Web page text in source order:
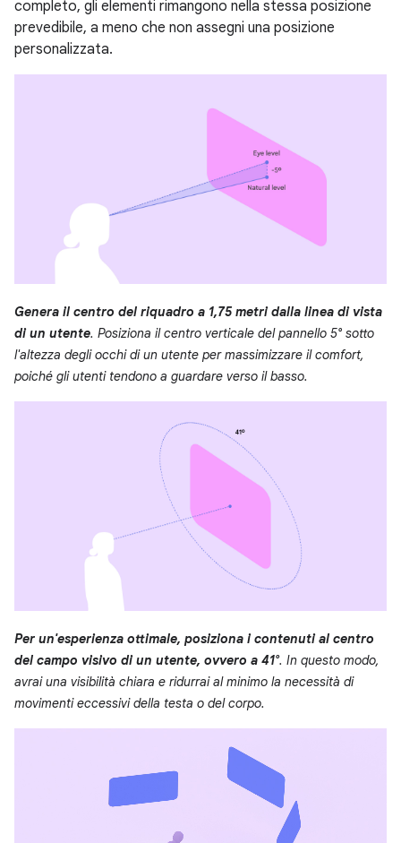
completo, gli elementi rimangono nella stessa posizione
prevedibile, a meno che non assegni una posizione
personalizzata.
Genera il centro del riquadro a 1,75 metri dalla linea di vista
di un utente. Posiziona il centro verticale del pannello 5° sotto
l'altezza degli occhi di un utente per massimizzare il comfort,
poiché gli utenti tendono a guardare verso il basso.
Per un'esperienza ottimale, posiziona i contenuti al centro
del campo visivo di un utente, ovvero a 41°. In questo modo,
avrai una visibilità chiara e ridurrai al minimo la necessità di
movimenti eccessivi della testa o del corpo.